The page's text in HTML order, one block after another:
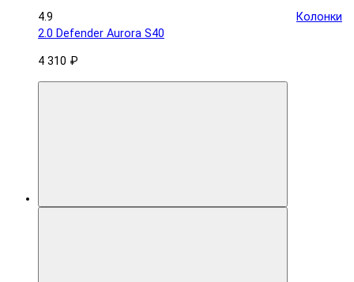
4.9
Колонки
2.0 Defender Aurora S40
4 310 ₽